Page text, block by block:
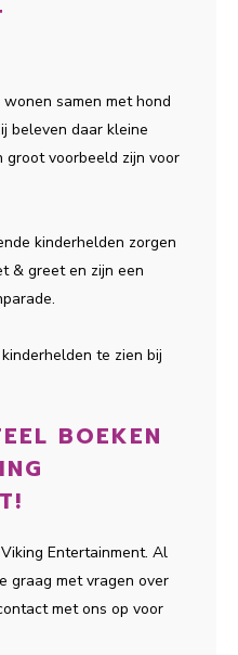
samen met hond
beleven daar kleine
groot voorbeeld zijn voor
kinderhelden zorgen
& greet en zijn een
te zien bij
BOEKEN
Entertainment. Al
graag met vragen over
met ons op voor